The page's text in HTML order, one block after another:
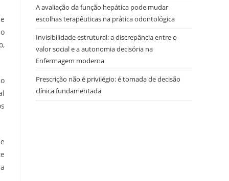
A avaliação da função hepática pode mudar
escolhas terapêuticas na prática odontológica
Invisibilidade estrutural: a discrepância entre o
valor social e a autonomia decisória na
Enfermagem moderna
Prescrição não é privilégio: é tomada de decisão
clínica fundamentada